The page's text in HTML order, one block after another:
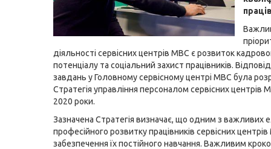
діяльності сервісних центрів МВС є розвиток
потенціалу та соціальний захист працівників.
завдань у Головному сервісному центрі МВС була
Стратегія управління персоналом сервісних центрів
2020 роки.
Зазначена Стратегія визначає, що одним з важливих
професійного розвитку працівників сервісних
забезпечення їх постійного навчання. Важливим